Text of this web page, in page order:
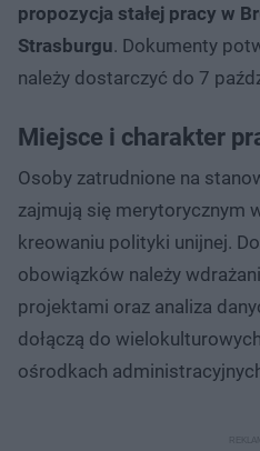
propozycja stałej pracy w
Strasburgu. Dokumenty
należy dostarczyć do 7
Miejsce i charakter
Osoby zatrudnione na
zajmują się merytorycznym
kreowaniu polityki unijnej.
obowiązków należy
projektami oraz analiza
dołączą do
ośrodkach